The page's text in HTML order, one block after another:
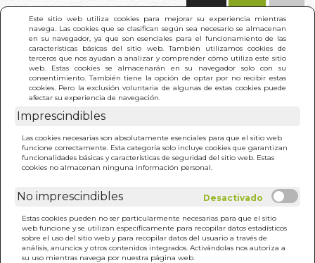
Este sitio web utiliza cookies para mejorar su experiencia mientras
navega. Las cookies que se clasifican según sea necesario se almacenan
en su navegador, ya que son esenciales para el funcionamiento de las
características básicas del sitio web. También utilizamos cookies de
terceros que nos ayudan a analizar y comprender cómo utiliza este sitio
web. Estas cookies se almacenarán en su navegador solo con su
consentimiento. También tiene la opción de optar por no recibir estas
cookies. Pero la exclusión voluntaria de algunas de estas cookies puede
afectar su experiencia de navegación.
Imprescindibles
Las cookies necesarias son absolutamente esenciales para que el sitio web
funcione correctamente. Esta categoría solo incluye cookies que garantizan
funcionalidades básicas y características de seguridad del sitio web. Estas
cookies no almacenan ninguna información personal.
No imprescindibles
Estas cookies pueden no ser particularmente necesarias para que el sitio
web funcione y se utilizan específicamente para recopilar datos estadísticos
sobre el uso del sitio web y para recopilar datos del usuario a través de
análisis, anuncios y otros contenidos integrados. Activándolas nos autoriza a
su uso mientras navega por nuestra página web.
INICIO > SOL MI CORAZON. EL